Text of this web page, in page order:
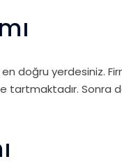
doğru yerdesiniz.
tartmaktadır. Sonra